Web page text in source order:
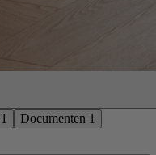
1 Documenten 1